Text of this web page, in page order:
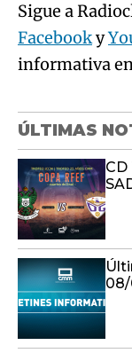
Sigue a
Facebooky
informativa
ÚLTIMAS
CD